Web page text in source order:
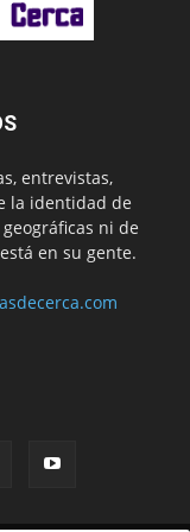
entrevistas,
la identidad de
ni de
en su gente.